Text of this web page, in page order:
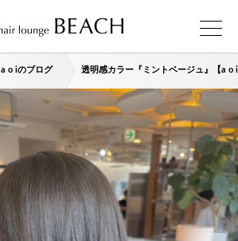
a o iのブログ 透明感カラー『ミントベージュ』【a o